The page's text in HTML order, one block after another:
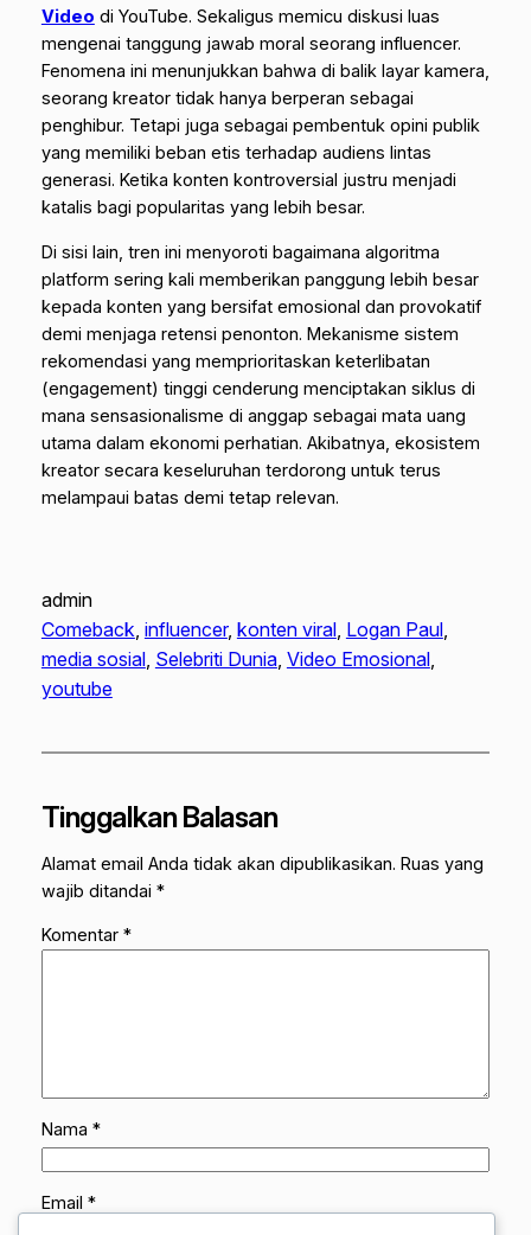
Video di YouTube. Sekaligus memicu diskusi luas
mengenai tanggung jawab moral seorang influencer.
Fenomena ini menunjukkan bahwa di balik layar kamera,
seorang kreator tidak hanya berperan sebagai
penghibur. Tetapi juga sebagai pembentuk opini publik
yang memiliki beban etis terhadap audiens lintas
generasi. Ketika konten kontroversial justru menjadi
katalis bagi popularitas yang lebih besar.
Di sisi lain, tren ini menyoroti bagaimana algoritma
platform sering kali memberikan panggung lebih besar
kepada konten yang bersifat emosional dan provokatif
demi menjaga retensi penonton. Mekanisme sistem
rekomendasi yang memprioritaskan keterlibatan
(engagement) tinggi cenderung menciptakan siklus di
mana sensasionalisme di anggap sebagai mata uang
utama dalam ekonomi perhatian. Akibatnya, ekosistem
kreator secara keseluruhan terdorong untuk terus
melampaui batas demi tetap relevan.
admin
Comeback, influencer, konten viral, Logan Paul
media sosial, Selebriti Dunia, Video Emosional
youtube
Tinggalkan Balasan
Alamat email Anda tidak akan dipublikasikan. Ruas yang
wajib ditandai *
Komentar *
Nama *
Email *